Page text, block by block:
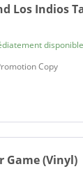
Los Indios
Copy
Game (Vinyl)